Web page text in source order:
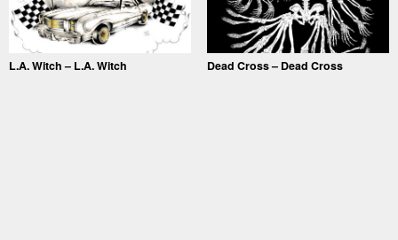
L.A. Witch – L.A. Witch Dead Cross – Dead Cross